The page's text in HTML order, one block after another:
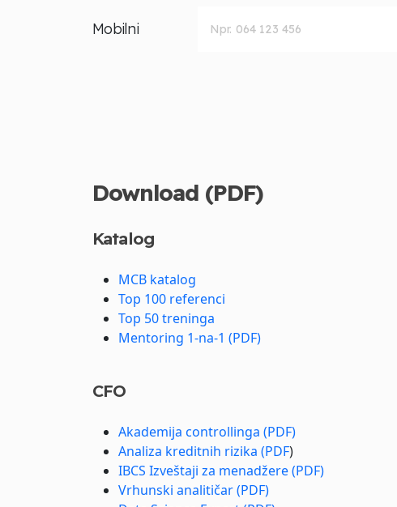
Mobilni
Download (PDF)
Katalog
MCB katalog
Top 100 referenci
Top 50 treninga
Mentoring 1-na-1 (PDF)
CFO
Akademija controllinga (PDF)
Analiza kreditnih rizika (PDF)
IBCS Izveštaji za menadžere (PDF)
Vrhunski analitičar (PDF)